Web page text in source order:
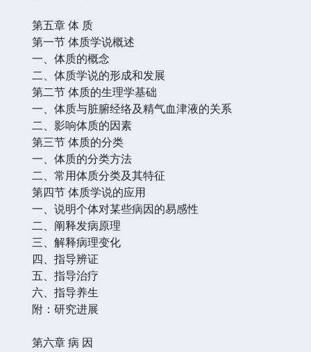
第五章 体 质
第一节 体质学说概述
一、体质的概念
二、体质学说的形成和发展
第二节 体质的生理学基础
一、体质与脏腑经络及精气血津液的关系
二、影响体质的因素
第三节 体质的分类
一、体质的分类方法
二、常用体质分类及其特征
第四节 体质学说的应用
一、说明个体对某些病因的易感性
二、阐释发病原理
三、解释病理变化
四、指导辨证
五、指导治疗
六、指导养生
附：研究进展
第六章 病 因